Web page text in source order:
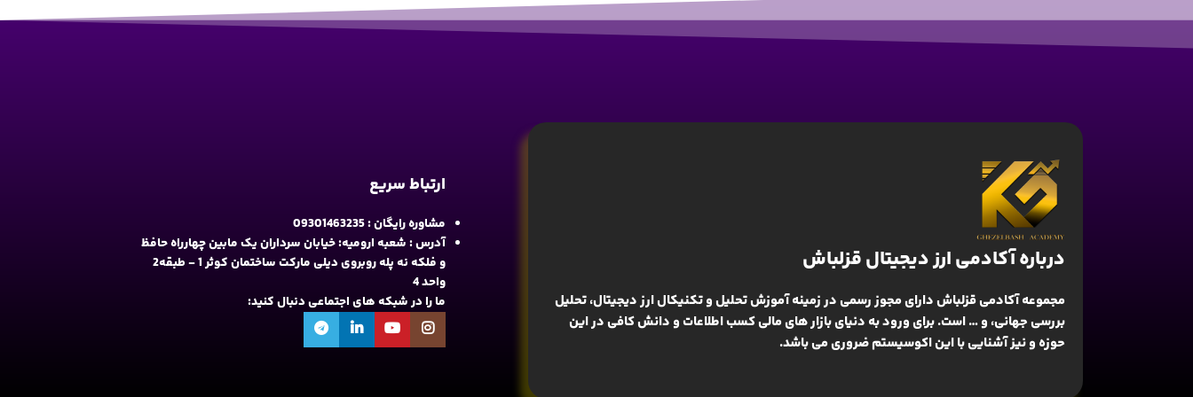
درباره آکادمی ارز دیجیتال قزلباش
مجموعه آکادمی قزلباش دارای مجوز رسمی در زمینهآموزش تحلیل و تکنیکال ارز دیجیتال، تحلیل
بررسی جهانی، و … است. برای ورود به دنیای بازار های مالی کسب اطلاعات و دانش کافی در این
حوزه و نیز آشنایی با این اکوسیستم ضروری می باشد.
ارتباط سریع
مشاوره رایگان : 09301463235
آدرس : شعبه ارومیه: خیابان سرداران یک مابین چهارراه حافظ
و فلکه نه پله روبروی دیلی مارکت ساختمان کوثر 1 - طبقه2
واحد 4
ما را در شبکه های اجتماعی دنبال کنید: